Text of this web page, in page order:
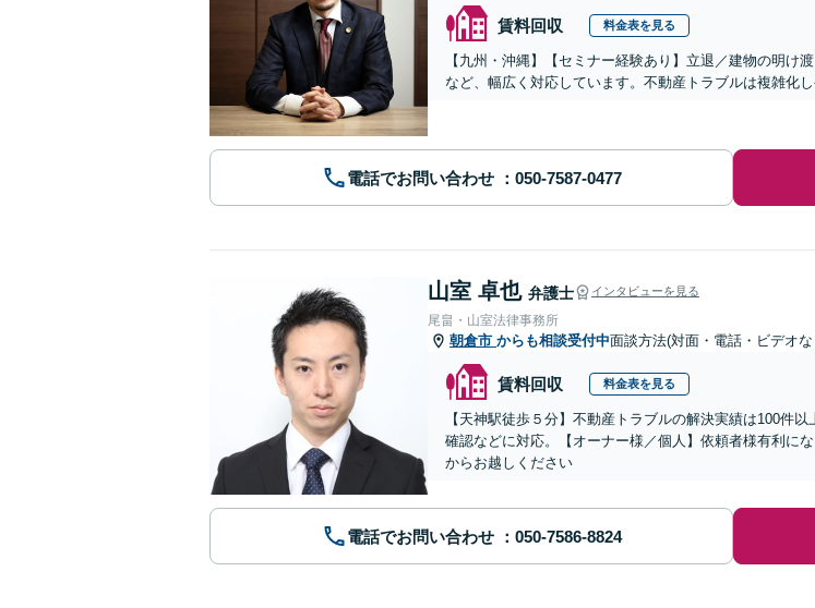
賃料回収 料金表を見る
【九州・沖縄】【セミナー経験あり】立退／建物の明
など、幅広く対応しています。不動産トラブルは複雑化
電話でお問い合わせ
山室 卓也 弁護士 インタビューを見る
尾畠・山室法律事務所
朝倉市 からも相談受付中面談方法(対面・電話・ビデオ
賃料回収 料金表を見る
【天神駅徒歩５分】不動産トラブルの解決実績は100件
確認などに対応。【オーナー様／個人】依頼者様有利に
からお越しください
電話でお問い合わせ